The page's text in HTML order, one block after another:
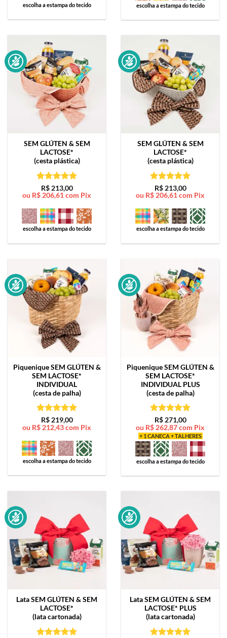
escolha a estampa do tecido escolha a estampa do tecido
SEM GLÚTEN & SEM
LACTOSE*
(cesta plástica)
Avaliação5
de 5
R$213,00
ou R$ 206,61 com Pix
escolha a estampa do tecido
SEM GLÚTEN & SEM
LACTOSE*
(cesta plástica)
Avaliação5
de 5
R$213,00
ou R$ 206,61 com Pix
escolha a estampa do tecido
Piquenique SEM GLÚTEN &
SEM LACTOSE*
INDIVIDUAL
(cesta de palha)
Avaliação5
de 5
R$219,00
ou R$ 212,43com Pix
escolha a estampa do tecido
Piquenique SEM GLÚTEN &
SEM LACTOSE*
INDIVIDUAL PLUS
(cesta de palha)
Avaliação5
de 5
R$271,00
ou R$ 262,87com Pix
+ 1 CANECA + TALHERES
escolha a estampa do tecido
LataSEM GLÚTEN & SEM
LACTOSE*
(lata cartonada)
LataSEM GLÚTEN & SEM
LACTOSE* PLUS
(lata cartonada)